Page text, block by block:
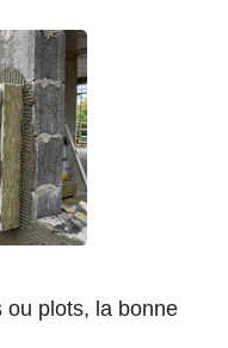
ou plots, la bonne